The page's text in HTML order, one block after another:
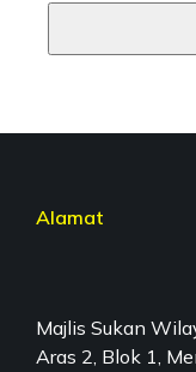
blank
Alamat
Majlis Sukan
Aras 2, Blok 1,